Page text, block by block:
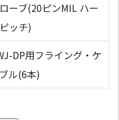
ーブ(20ピンMIL ハー
ッチ)
DP用フライング・ケ
ル(6本)